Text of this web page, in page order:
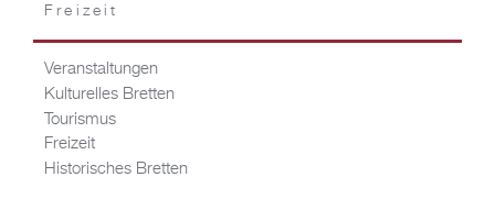
Freizeit
Veranstaltungen
Kulturelles Bretten
Tourismus
Freizeit
Historisches Bretten